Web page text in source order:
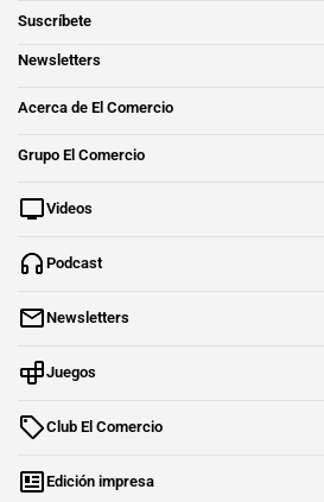
Suscríbete
Newsletters
Acerca de El Comercio
Grupo El Comercio
Videos
Podcast
Newsletters
Juegos
Club El Comercio
Edición impresa